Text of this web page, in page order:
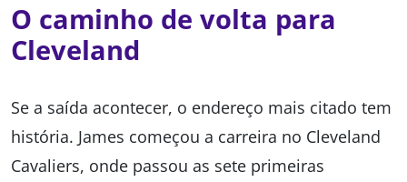
O caminho de volta para
Cleveland
Se a saída acontecer, o endereço mais citado tem
história. James começou a carreira no Cleveland
Cavaliers, onde passou as sete primeiras